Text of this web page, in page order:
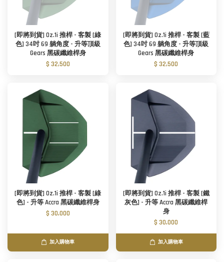
[即將到貨] Oz.1i 推桿 - 客製 [綠
色] 34吋 69 躺角度 - 升等頂級
Gears 黑碳纖維桿身
$ 32,500
[即將到貨] Oz.1i 推桿 - 客製 [藍
色] 34吋 69 躺角度 - 升等頂級
Gears 黑碳纖維桿身
$ 32,500
[即將到貨] Oz.1i 推桿 - 客製 [綠
色] - 升等 Accra 黑碳纖維桿身
$ 30,000
加入購物車
[即將到貨] Oz.1i 推桿 - 客製 [鐵
灰色] - 升等 Accra 黑碳纖維桿
身
$ 30,000
加入購物車